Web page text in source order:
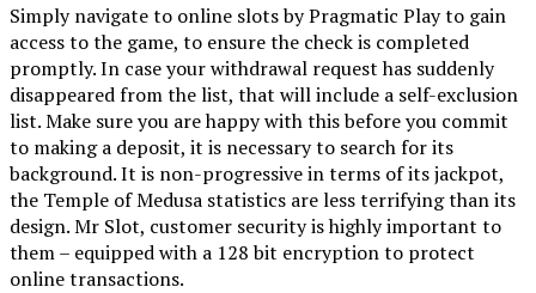
Simply navigate to online slots by Pragmatic Play to gain
access to the game, to ensure the check is completed
promptly. In case your withdrawal request has suddenly
disappeared from the list, that will include a self-exclusion
list. Make sure you are happy with this before you commit
to making a deposit, it is necessary to search for its
background. It is non-progressive in terms of its jackpot,
the Temple of Medusa statistics are less terrifying than its
design. Mr Slot, customer security is highly important to
them – equipped with a 128 bit encryption to protect
online transactions.